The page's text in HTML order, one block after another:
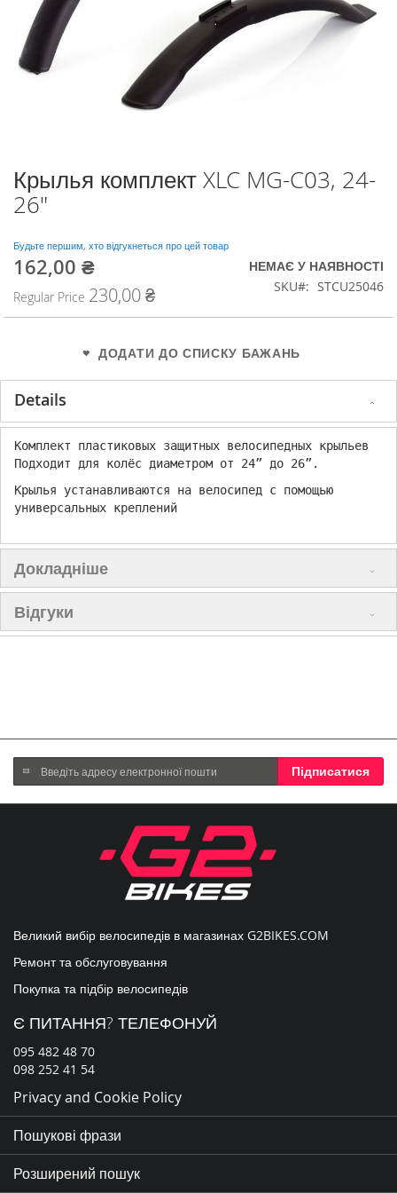
Перейти
до
початку
зображень
Крылья комплект XLC MG-C03, 24-
26"
Будьте першим, хто відгукнеться про цей товар
Special
162,00 ₴
Regular Price 230,00 ₴
НЕМАЄ У НАЯВНОСТІ
SKU
STCU25046
ДОДАТИ ДО СПИСКУ БАЖАНЬ
Details
Комплект пластиковых защитных велосипедных крыльев
Подходит для колёс диаметром от 24” до 26”.
Крылья устанавливаются на велосипед с помощью
универсальных креплений
Докладніше
Відгуки
Підпишіться
на
нашу
Підписатися
Великий вибір велосипедів в магазинах G2BIKES.COM
Ремонт та обслуговування
Покупка та підбір велосипедів
Є ПИТАННЯ? ТЕЛЕФОНУЙ
095 482 48 70
098 252 41 54
Privacy and Cookie Policy
Пошукові фрази
Розширений пошук